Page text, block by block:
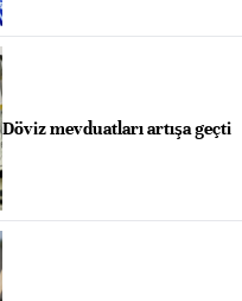
Döviz mevduatları artışa geçti